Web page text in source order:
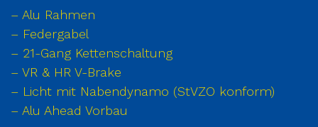
– Alu Rahmen
– Federgabel
– 21-Gang Kettenschaltung
– VR & HR V-Brake
– Licht mit Nabendynamo (StVZO konform)
– Alu Ahead Vorbau